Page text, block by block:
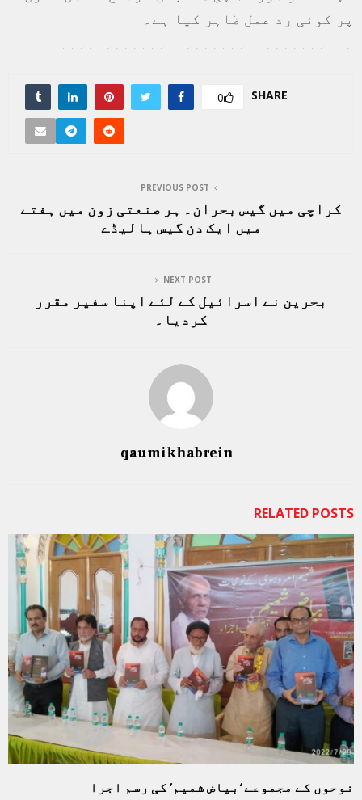
پر کوئی رد عمل ظاہر کیا ہے۔
SHARE
0
PREVIOUS POST
کراچی میں گیس بحران۔ ہر صنعتی زون میں ہفتے
میں ایک دن گیس ہالیڈے
NEXT POST
بحرین نے اسرائیل کے لئے اپنا سفیر مقرر
کردیا۔
qaumikhabrein
RELATED POSTS
نوحوں کے مجموعے ‘بیاض شمیم’ کی رسم اجرا